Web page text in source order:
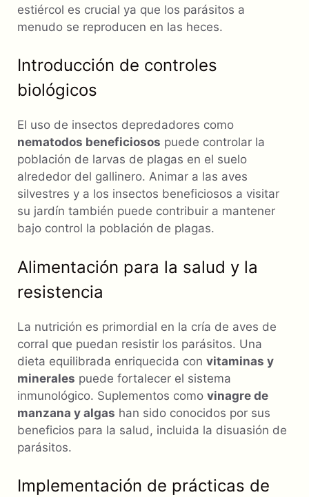
estiércol es crucial ya que los parásitos a
menudo se reproducen en las heces.
Introducción de controles
biológicos
El uso de insectos depredadores como
nematodos beneficiosos puede controlar la
población de larvas de plagas en el suelo
alrededor del gallinero. Animar a las aves
silvestres y a los insectos beneficiosos a visitar
su jardín también puede contribuir a mantener
bajo control la población de plagas.
Alimentación para la salud y la
resistencia
La nutrición es primordial en la cría de aves de
corral que puedan resistir los parásitos. Una
dieta equilibrada enriquecida con vitaminas y
minerales puede fortalecer el sistema
inmunológico. Suplementos como vinagre de
manzana y algas han sido conocidos por sus
beneficios para la salud, incluida la disuasión de
parásitos.
Implementación de prácticas de